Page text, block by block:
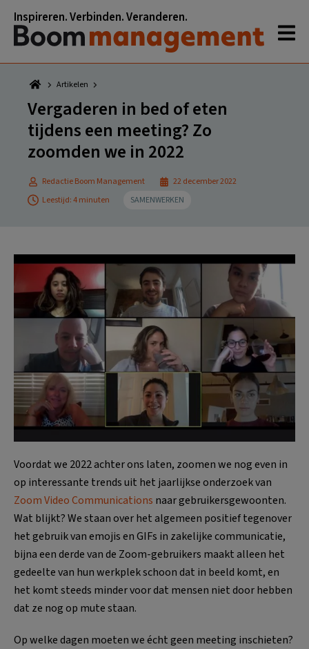
naar
hoofdnavigatie
naar
hoofd
inhoud
naar
eerste
sidebar
naar
voettekst
Inspireren. Verbinden. Veranderen.
Artikelen
Vergaderen in bed of eten
tijdens een meeting? Zo
zoomden we in 2022
Redactie Boom Management
22 december 2022
Leestijd: 4 minuten
SAMENWERKEN
Voordat we 2022 achter ons laten, zoomen we nog even in
op interessante trends uit het jaarlijkse onderzoek van
Zoom Video Communications naar gebruikersgewoonten.
Wat blijkt? We staan over het algemeen positief tegenover
het gebruik van emojis en GIFs in zakelijke communicatie,
bijna een derde van de Zoom-gebruikers maakt alleen het
gedeelte van hun werkplek schoon dat in beeld komt, en
het komt steeds minder voor dat mensen niet door hebben
dat ze nog op mute staan.
Op welke dagen moeten we écht geen meeting inschieten?